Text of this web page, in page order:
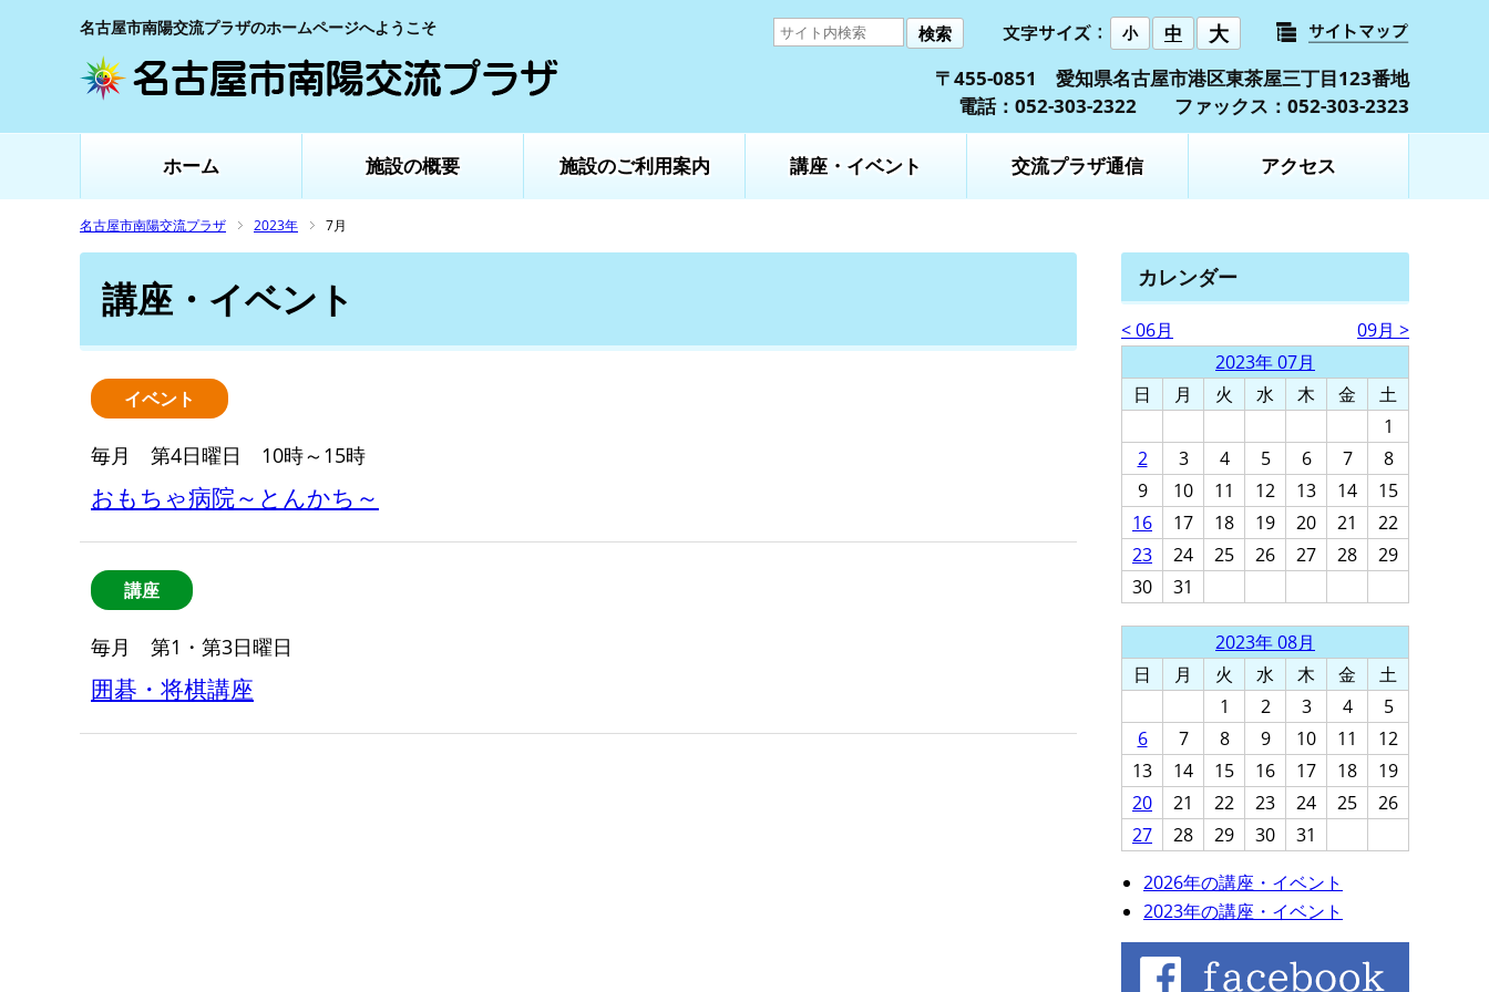
名古屋市南陽交流プラザのホームページへようこそ 小 中 大
検索
〒455-0851 愛知県名古屋市港区東茶屋三丁目123番地
電話：052-303-2322 ファックス：052-303-2323
ホーム 施設の概要 施設のご利用案内 講座・イベント 交流プラザ通信 アクセス
名古屋市南陽交流プラザ 2023年 7月
講座・イベント
イベント
毎月 第4日曜日 10時～15時
おもちゃ病院～とんかち～
講座
毎月 第1・第3日曜日
囲碁・将棋講座
カレンダー
< 06月
09月 >
2023年 07月
日
月 火 水 木 金
土
1
2
3 4 5 6 7
8
9
10 11 12 13 14
15
16
17 18 19 20 21
22
23
24 25 26 27 28
29
30
31
2023年 08月
日
月 火 水 木 金
土
1
2 3 4
5
6
7 8 9 10 11
12
13
14 15 16 17 18
19
20
21 22 23 24 25
26
27
28 29 30
31
2026年の講座・イベント
2023年の講座・イベント